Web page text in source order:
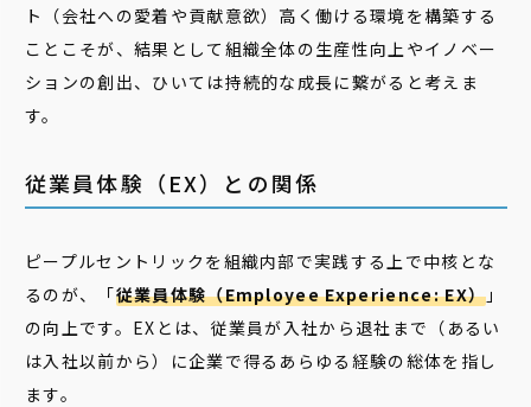
ト（会社への愛着や貢献意欲）高く働ける環境を構築する
ことこそが、結果として組織全体の生産性向上やイノベー
ションの創出、ひいては持続的な成長に繋がると考えま
す。
従業員体験（EX）との関係
ピープルセントリックを組織内部で実践する上で中核とな
るのが、「従業員体験（Employee Experience: EX） 」
の向上です。EXとは、従業員が入社から退社まで（あるい
は入社以前から）に企業で得るあらゆる経験の総体を指し
ます。